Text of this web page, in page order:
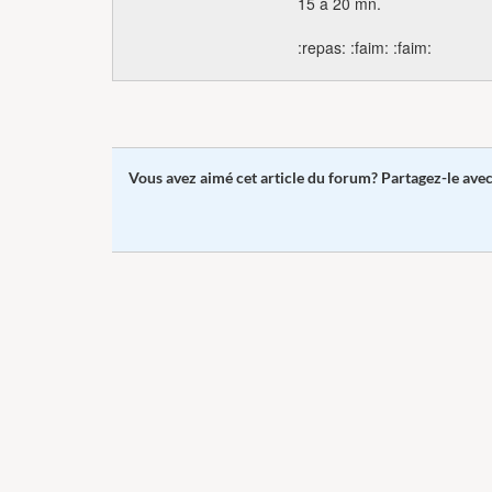
:repas: :faim: :faim:
Vous avez aimé cet article du forum? Partagez-le